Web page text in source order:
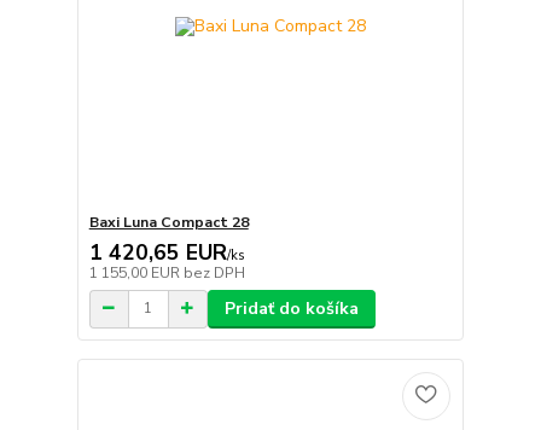
Baxi Luna Compact 28
1 420,65 EUR/ks
1 155,00 EUR bez DPH
Pridať do košíka